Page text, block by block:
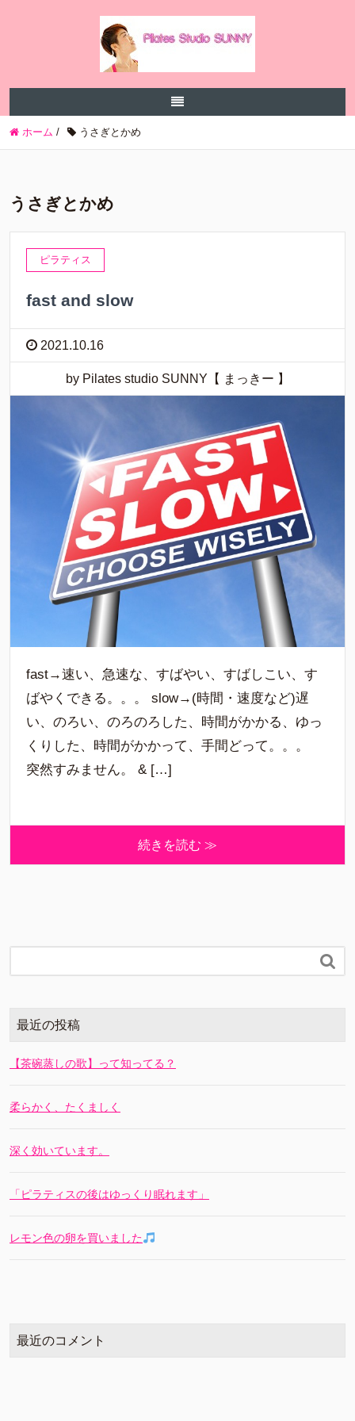
ホーム / うさぎとかめ
うさぎとかめ
ピラティス
fast and slow
2021.10.16
by Pilates studio SUNNY【 まっきー 】
fast→速い、急速な、すばやい、すばしこい、す
ばやくできる。。。 slow→(時間・速度など)遅
い、のろい、のろのろした、時間がかかる、ゆっ
くりした、時間がかかって、手間どって。。。
突然すみません。 & […]
続きを読む ≫

最近の投稿
【茶碗蒸しの歌】って知ってる？
柔らかく、たくましく
深く効いています。
「ピラティスの後はゆっくり眠れます」
レモン色の卵を買いました
最近のコメント